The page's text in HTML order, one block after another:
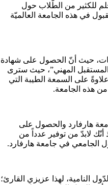
للكثير من الطّلاب حول
في هذه الجامعة العالميّة
حيث أنّ الحصول على شهادة
المهني”، حيث سترى
على السمعة الطيبة التي
هذه الجامعة.
هارفارد والحصول على
أنّك لابدّ من توفير عدداً من
الجامعي في جامعة هارفارد.
النامية، لهذا عزيزي القارئ؛